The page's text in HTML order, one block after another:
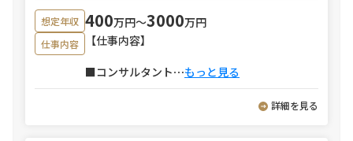
想定年収 400万円〜3000万円
仕事内容
【仕事内容】
■コンサルタント⋯もっと見る
詳細を見る